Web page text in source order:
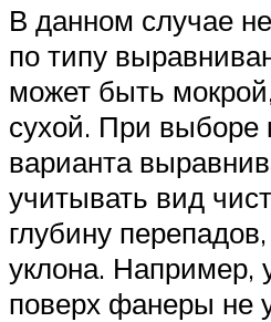
В данном случае
по типу
может быть
сухой. При выборе
варианта
учитывать вид
глубину
уклона. Например,
поверх фанеры не